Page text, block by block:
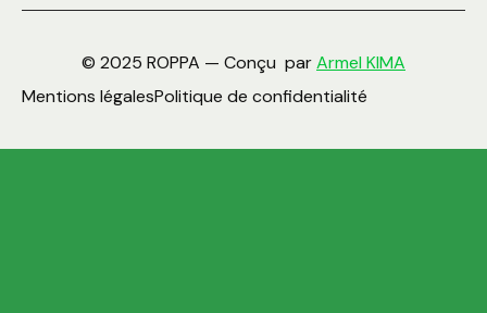
© 2025 ROPPA — Conçu parArmel KIMA
Mentions légalesPolitique de confidentialité